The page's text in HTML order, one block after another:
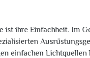
ihre Einfachheit. Im
einfachen Lichtquellen